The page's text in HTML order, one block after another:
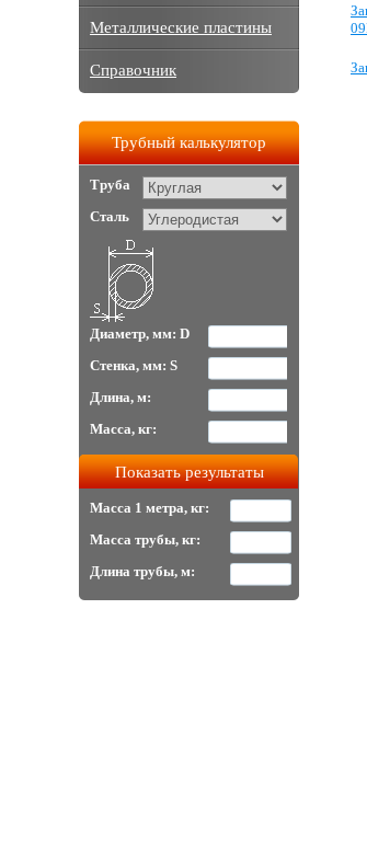
Металлические пластины
Справочник
Трубный калькулятор
Труба
Сталь
Диаметр, мм: D
Стенка, мм: S
Длина, м:
Масса, кг:
Масса 1 метра, кг:
Масса трубы, кг:
Длина трубы, м: